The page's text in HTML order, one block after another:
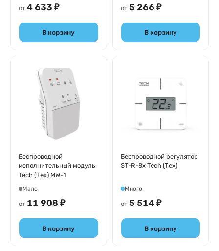
от 4 633 ₽
В корзину
от 5 266 ₽
В корзину
Беспроводной
исполнительный модуль
Tech (Тех) MW-1
Мало
от 11 908 ₽
В корзину
Беспроводной регулятор
ST-R-8x Tech (Тех)
Много
от 5 514 ₽
В корзину